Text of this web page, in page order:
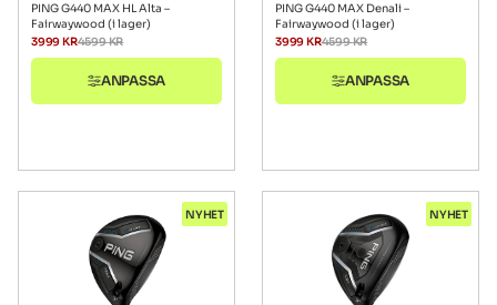
PING G440 MAX HL Alta –
Fairwaywood (i lager)
4599KR
3999 KR
ANPASSA
PING G440 MAX Denali –
Fairwaywood (i lager)
4599KR
3999 KR
ANPASSA
NYHET NYHET